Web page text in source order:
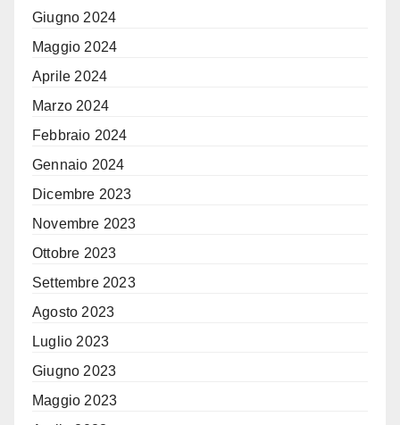
Giugno 2024
Maggio 2024
Aprile 2024
Marzo 2024
Febbraio 2024
Gennaio 2024
Dicembre 2023
Novembre 2023
Ottobre 2023
Settembre 2023
Agosto 2023
Luglio 2023
Giugno 2023
Maggio 2023